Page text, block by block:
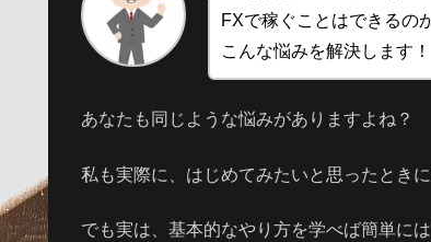
FXで稼ぐことはできるの
こんな悩みを解決します！
あなたも同じような悩みがありますよね？
私も実際に、はじめてみたいと思ったとき
でも実は、基本的なやり方を学べば簡単に